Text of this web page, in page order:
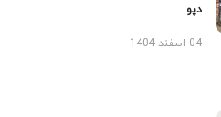
دپو
04 اسفند 1404